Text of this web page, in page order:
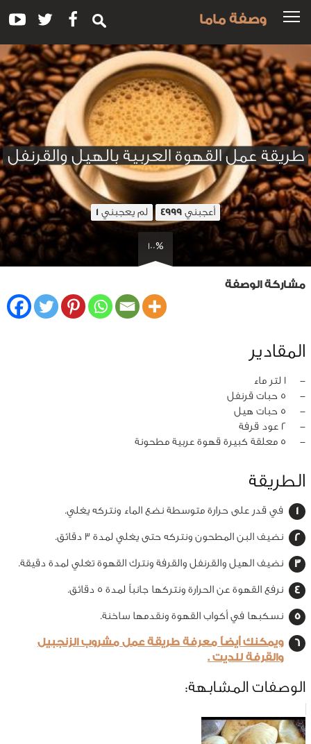
وصفة ماما
طريقة عمل القهوة العربية بالهيل والقرنفل
أعجبني 4999 لم يعجبني 1
100%
مشاركة الوصفة
المقادير
‏-
1 لتر ماء
‏-
5 حبات قرنفل
‏-
5 حبات هيل
‏-
2 عود قرفة
‏-
5 معلقة كبيرة قهوة عربية مطحونة
الطريقة
في قدر على حرارة متوسطة نضع الماء ونتركه يغلي.
نضيف البن المطحون ونتركه حتى يغلي لمدة 3 دقائق.
نضيف الهيل والقرنفل والقرفة ونترك القهوة تغلي لمدة دقيقة.
نرفع القهوة عن الحرارة ونتركها جانباً لمدة 5 دقائق.
نسكبها في أكواب القهوة ونقدمها ساخنة.
ويمكنك أيضاً معرفة طريقة عمل مشروب الزنجبيل
والقرفة للديت .
الوصفات المشابهة: